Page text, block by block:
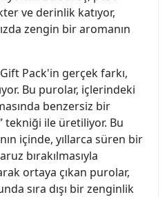
ve derinlik katıyor,
zengin bir aromanın
Pack'in gerçek farkı,
Bu purolar, içlerindeki
benzersiz bir
tekniği ile üretiliyor. Bu
içinde, yıllarca süren bir
bırakılmasıyla
ortaya çıkan purolar,
sıra dışı bir zenginlik